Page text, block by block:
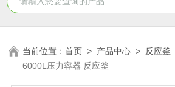
当前位置：首页 > 产品中心 > 反应釜
6000L压力容器 反应釜